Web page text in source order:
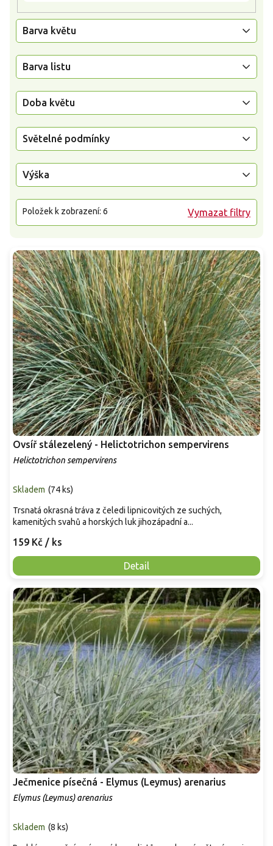
Barva květu
Barva listu
Doba květu
Světelné podmínky
Výška
Vymazat filtry
Položek k zobrazení: 6
Ovsíř stálezelený - Helictotrichon sempervirens
Helictotrichon sempervirens
Skladem (74 ks)
159 Kč / ks
Detail
Trsnatá okrasná tráva z čeledi lipnicovitých ze suchých,
kamenitých svahů a horských luk jihozápadní a...
Ječmenice písečná - Elymus (Leymus) arenarius
Elymus (Leymus) arenarius
Skladem (8 ks)